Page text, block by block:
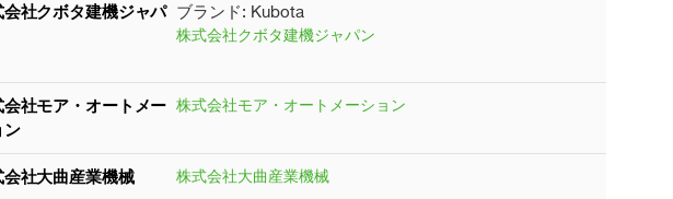
会社クボタ建機ジャパ ブランド: Kubota
株式会社クボタ建機ジャパン
会社モア・オートメー
ン
株式会社モア・オートメーション
会社大曲産業機械 株式会社大曲産業機械